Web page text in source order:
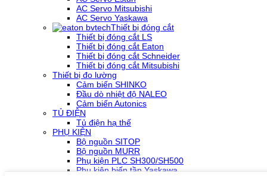
AC Servo Mitsubishi
AC Servo Yaskawa
Thiết bị đóng cắt
Thiết bị đóng cắt LS
Thiết bị đóng cắt Eaton
Thiết bị đóng cắt Schneider
Thiết bị đóng cắt Mitsubishi
Thiết bị đo lường
Cảm biến SHINKO
Đầu dò nhiệt độ NALEO
Cảm biến Autonics
TỦ ĐIỆN
Tủ điện hạ thế
PHỤ KIỆN
Bộ nguồn SITOP
Bộ nguồn MURR
Phụ kiện PLC SH300/SH500
Phụ kiện biến tần Yaskawa